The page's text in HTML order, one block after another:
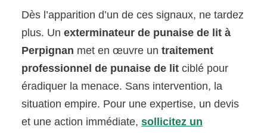
Dès l’apparition d’un de ces signaux, ne tardez
plus. Unexterminateur de punaise de lit à
Perpignan met en œuvre untraitement
professionnel de punaise de lit ciblé pour
éradiquer la menace. Sans intervention, la
situation empire. Pour une expertise, un devis
et une action immédiate,sollicitez un